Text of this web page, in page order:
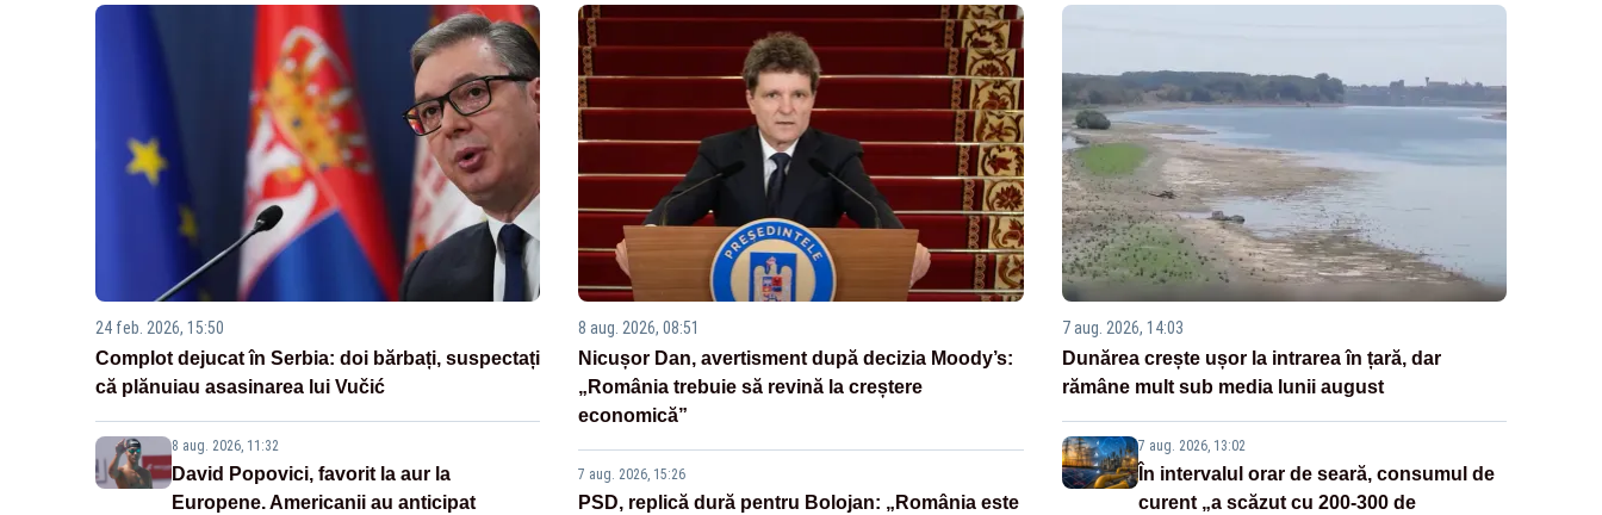
24 feb. 2026, 15:50
Complot dejucat în Serbia: doi bărbați, suspectați
că plănuiau asasinarea lui Vučić
8 aug. 2026, 11:32
David Popovici, favorit la aur la
Europene. Americanii au anticipat
8 aug. 2026, 08:51
Nicușor Dan, avertisment după decizia Moody’s:
„România trebuie să revină la creștere
economică”
7 aug. 2026, 15:26
PSD, replică dură pentru Bolojan: „România este
7 aug. 2026, 14:03
Dunărea crește ușor la intrarea în țară, dar
rămâne mult sub media lunii august
7 aug. 2026, 13:02
În intervalul orar de seară, consumul de
curent „a scăzut cu 200-300 de